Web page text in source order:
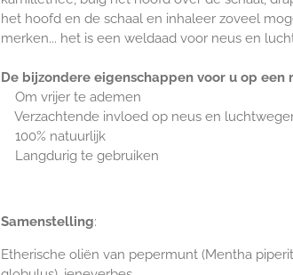
het hoofd en de schaal en inhaleer zoveel
merken... het is een weldaad voor neus en
De bijzondere eigenschappen voor u op een
Om vrijer te ademen
Verzachtende invloed op neus en
100% natuurlijk
Langdurig te gebruiken
Samenstelling:
Etherische oliën van pepermunt (Mentha